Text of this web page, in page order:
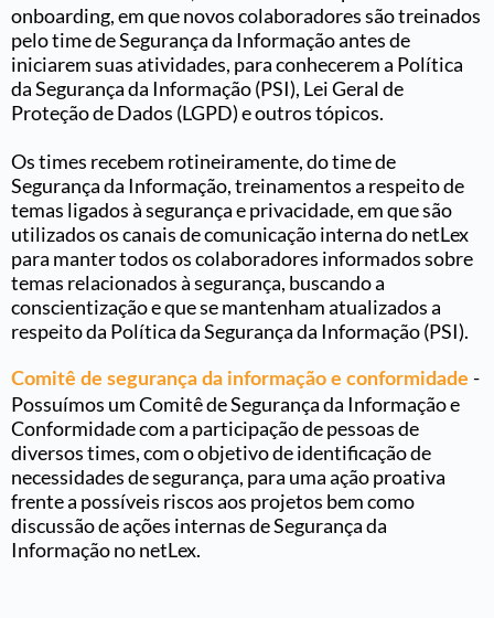
onboarding, em que novos colaboradores são treinados
pelo time de Segurança da Informação antes de
iniciarem suas atividades, para conhecerem a Política
da Segurança da Informação (PSI), Lei Geral de
Proteção de Dados (LGPD) e outros tópicos.
Os times recebem rotineiramente, do time de
Segurança da Informação, treinamentos a respeito de
temas ligados à segurança e privacidade, em que são
utilizados os canais de comunicação interna do netLex
para manter todos os colaboradores informados sobre
temas relacionados à segurança, buscando a
conscientização e que se mantenham atualizados a
respeito da Política da Segurança da Informação (PSI).
Comitê de segurança da informação e conformidade -
Possuímos um Comitê de Segurança da Informação e
Conformidade com a participação de pessoas de
diversos times, com o objetivo de identificação de
necessidades de segurança, para uma ação proativa
frente a possíveis riscos aos projetos bem como
discussão de ações internas de Segurança da
Informação no netLex.